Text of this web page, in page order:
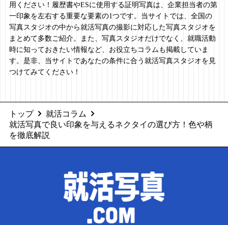
用ください！履歴書やESに使用する証明写真は、企業担当者の第
一印象を左右する重要な要素の1つです。当サイトでは、全国の
写真スタジオの中から就活写真の撮影に対応した写真スタジオを
まとめて多数ご紹介。また、写真スタジオだけでなく、就職活動
時に知っておきたい情報など、お役立ちコラムも掲載していま
す。是非、当サイトであなたの条件に合う就活写真スタジオを見
つけてみてください！
トップ
就活コラム
就活写真で良い印象を与えるネクタイの選び方！色や柄
を徹底解説